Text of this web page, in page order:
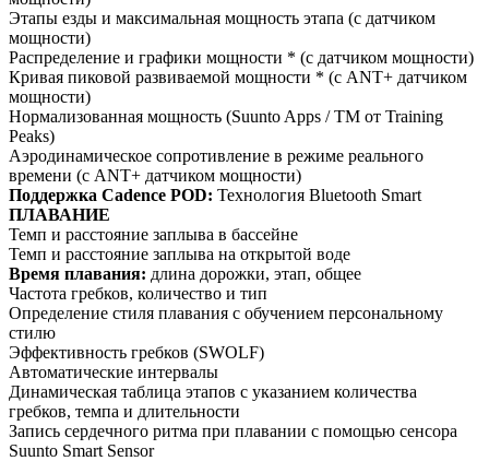
Этапы езды и максимальная мощность этапа (с датчиком
мощности)
Распределение и графики мощности * (с датчиком мощности)
Кривая пиковой развиваемой мощности * (с ANT+ датчиком
мощности)
Нормализованная мощность (Suunto Apps / TM от Training
Peaks)
Аэродинамическое сопротивление в режиме реального
времени (с ANT+ датчиком мощности)
Поддержка Cadence POD: Технология Bluetooth Smart
ПЛАВАНИЕ
Темп и расстояние заплыва в бассейне
Темп и расстояние заплыва на открытой воде
Время плавания: длина дорожки, этап, общее
Частота гребков, количество и тип
Определение стиля плавания с обучением персональному
стилю
Эффективность гребков (SWOLF)
Автоматические интервалы
Динамическая таблица этапов с указанием количества
гребков, темпа и длительности
Запись сердечного ритма при плавании с помощью сенсора
Suunto Smart Sensor